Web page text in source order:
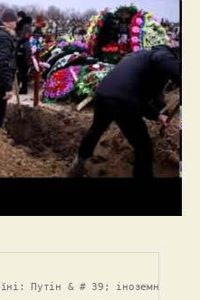
Путін & # 39; іноземний